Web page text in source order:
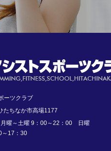
ーツクラブ
たちなか市高場1177
曜～土曜 9：00～22：00 日曜
～17：30